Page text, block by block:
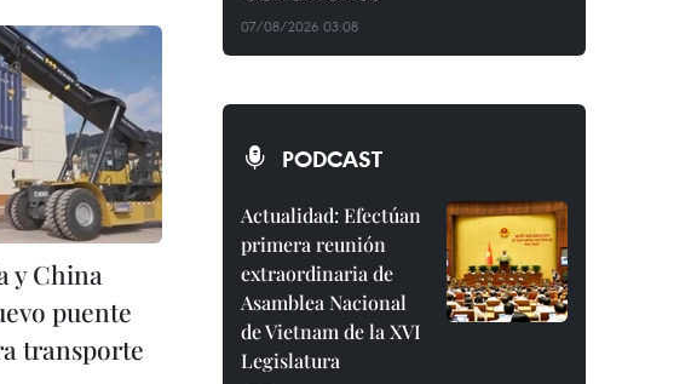
y China
puente
transporte
07/08/2026 03:08
PODCAST
Actualidad: Efectúan
primera reunión
extraordinaria de
Asamblea Nacional
de Vietnam de la XVI
Legislatura